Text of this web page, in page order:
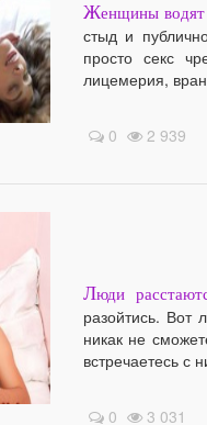
Женщины водят
стыд и
просто секс
лицемерия,
0 2 939
Люди
разойтись. Вот
никак не
встречаетесь с
0 3 031